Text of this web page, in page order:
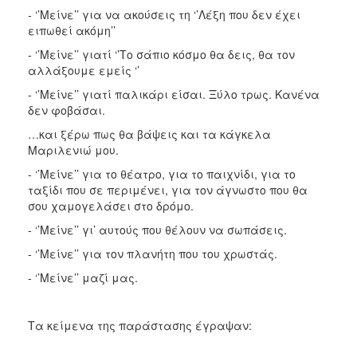
- ‘’Μείνε’’ για να ακούσεις τη ‘’Λέξη που δεν έχει
ειπωθεί ακόμη’’
- ‘’Μείνε’’ γιατί ‘’Το σάπιο κόσμο θα δεις, θα τον
αλλάξουμε εμείς ‘’
- ‘’Μείνε’’ γιατί παλικάρι είσαι. Ξύλο τρως. Κανένα
δεν φοβάσαι.
…και ξέρω πως θα βάψεις και τα κάγκελα
Μαριλενιώ μου.
- ‘’Μείνε’’ για το θέατρο, για το παιχνίδι, για το
ταξίδι που σε περιμένει, για τον άγνωστο που θα
σου χαμογελάσει στο δρόμο.
- ‘’Μείνε’’ γι’ αυτούς που θέλουν να σωπάσεις.
- ‘’Μείνε’’ για τον πλανήτη που του χρωστάς.
- ‘’Μείνε’’ μαζί μας.
Τα κείμενα της παράστασης έγραψαν: